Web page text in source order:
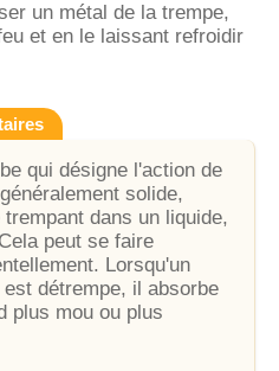
un métal de la trempe,
et en le laissant refroidir
qui désigne l'action de
solide,
dans un liquide,
peut se faire
Lorsqu'un
détrempe, il absorbe
plus mou ou plus